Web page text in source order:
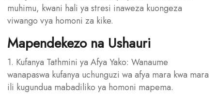
muhimu, kwani hali ya stresi inaweza kuongeza
viwango vya homoni za kike.
Mapendekezo na Ushauri
1. Kufanya Tathmini ya Afya Yako: Wanaume
wanapaswa kufanya uchunguzi wa afya mara kwa mara
ili kugundua mabadiliko ya homoni mapema.